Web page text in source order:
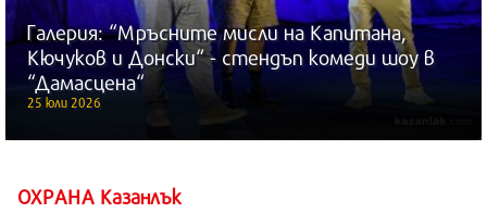
Галерия: “Мръсните мисли на Капитана,
Кючуков и Донски“ - стендъп комеди шоу в
“Дамасцена“
25 юли 2026
ОХРАНА Казанлък